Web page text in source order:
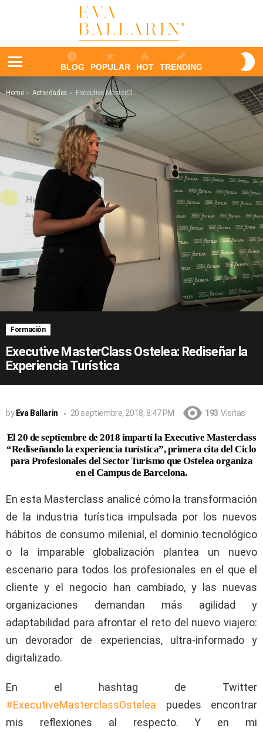
BLOG POPULAR HOT TRENDING
You are here:
Home Actividades Executive MasterClass Ostelea: Rediseñar la Experiencia Turística
Formación
Executive MasterClass Ostelea: Rediseñar la
Experiencia Turística
by Eva Ballarin 20 septiembre, 2018, 8:47 PM 193 Visitas
El 20 de septiembre de 2018 impartí la Executive Masterclass
“Rediseñando la experiencia turística”, primera cita del Ciclo
para Profesionales del Sector Turismo que Ostelea organiza
en el Campus de Barcelona.
En esta Masterclass analicé cómo la transformación
de la industria turística impulsada por los nuevos
hábitos de consumo milenial, el dominio tecnológico
o la imparable globalización plantea un nuevo
escenario para todos los profesionales en el que el
cliente y el negocio han cambiado, y las nuevas
organizaciones demandan más agilidad y
adaptabilidad para afrontar el reto del nuevo viajero:
un devorador de experiencias, ultra-informado y
digitalizado.
En el hashtag de Twitter
#ExecutiveMasterclassOstelea puedes encontrar
mis reflexiones al respecto. Y en mi